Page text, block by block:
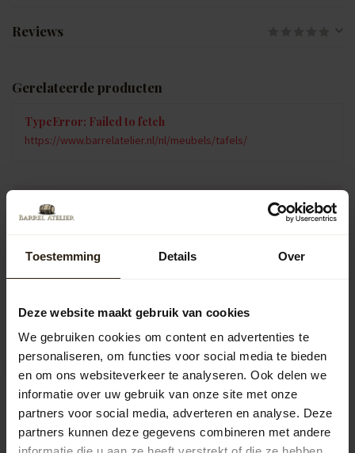
Toestemming Details Over
Deze website maakt gebruik van cookies
We gebruiken cookies om content en advertenties te
personaliseren, om functies voor social media te bieden
en om ons websiteverkeer te analyseren. Ook delen we
informatie over uw gebruik van onze site met onze
partners voor social media, adverteren en analyse. Deze
partners kunnen deze gegevens combineren met andere
Reviews
Gerelateerde producten
TypeError: Failed to fetch
https://www.barrelatelier.nl/nl/meubels/tafels/
Vragen over dit product?
Neem gerust contact op met onze klantenservice op
Recent bekeken
MEEST GEKOZEN